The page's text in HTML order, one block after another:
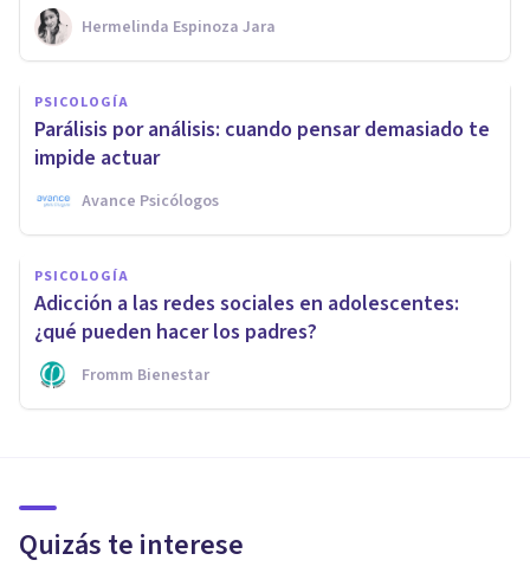
Hermelinda Espinoza Jara
PSICOLOGÍA
Parálisis por análisis: cuando pensar demasiado te
impide actuar
Avance Psicólogos
PSICOLOGÍA
Adicción a las redes sociales en adolescentes:
¿qué pueden hacer los padres?
Fromm Bienestar
Quizás te interese